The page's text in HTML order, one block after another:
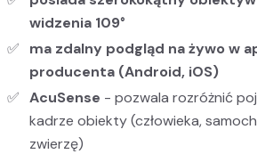
widzenia 109°
ma zdalny podgląd na żywo w
producenta (Android, iOS)
AcuSense - pozwala rozróżnić
kadrze obiekty (człowieka,
zwierzę)